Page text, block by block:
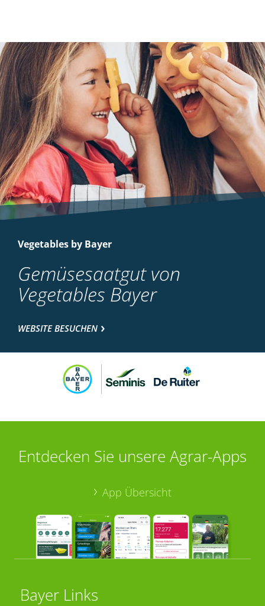
Vegetables by Bayer
Gemüsesaatgut von
Vegetables Bayer
WEBSITE BESUCHEN
Entdecken Sie unsere Agrar-Apps
App Übersicht
Bayer Links